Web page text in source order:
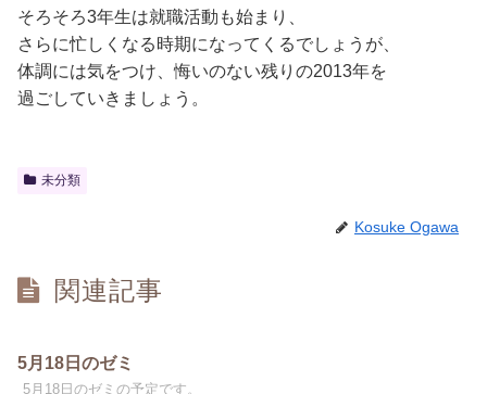
そろそろ3年生は就職活動も始まり、
さらに忙しくなる時期になってくるでしょうが、
体調には気をつけ、悔いのない残りの2013年を
過ごしていきましょう。
未分類
Kosuke Ogawa
関連記事
5月18日のゼミ
5月18日のゼミの予定です。